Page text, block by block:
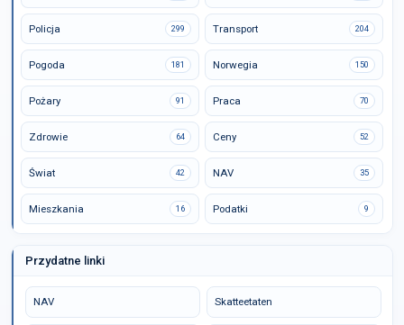
Policja 299 Transport 204
Pogoda 181 Norwegia 150
Pożary 91 Praca 70
Zdrowie 64 Ceny 52
Świat 42 NAV 35
Mieszkania 16 Podatki 9
Przydatne linki
NAV Skatteetaten